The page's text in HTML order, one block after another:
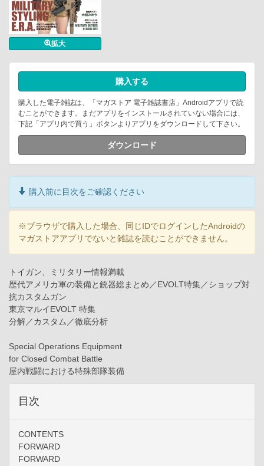
拡大
購入する
購入した電子雑誌は、「マガストア 電子雑誌書店」Androidアプリで読
むことができます。まだアプリをインストールされていない場合には、
下記「アプリ内で買う」ボタンよりアプリをダウンロードして下さい。
ダウンロード
購入前に目次をご確認ください
※ブラウザで購入した場合、同じIDでログインしたAndroidの
マガストアアプリでないと雑誌を読むことができません。
トイガン、ミリタリー情報満載
歴代アメリカ軍の装備と銃器総まとめ／EVOLT特集／ショップ対
抗カスタムガン
東京マルイEVOLT 特集
分解／カスタム／徹底分析
Special Operations Equipment
for Closed Combat Battle
屋内戦闘における特殊部隊装備
目次
CONTENTS
FORWARD
FORWARD